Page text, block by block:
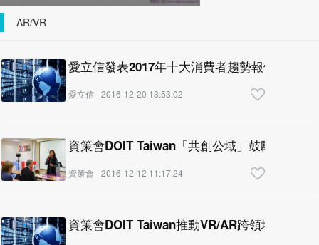
DiskStation neo+ 系列，以低入手門
AR/VR
愛立信發表2017年十大消費者趨勢報告：人工
愛立信 2016-12-20 13:53:02
資策會DOIT Taiwan「共創公域」鼓勵青年參
資策會 2016-12-12 11:17:24
資策會DOIT Taiwan推動VR/AR跨領域創新應